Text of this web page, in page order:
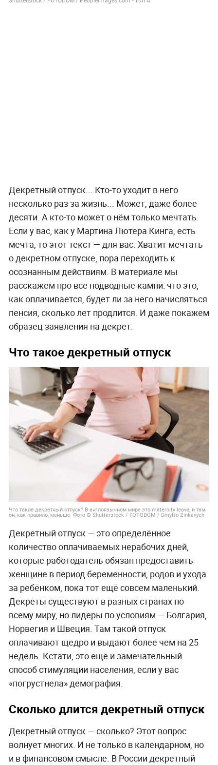
Декретный отпуск... Кто-то уходит в него
несколько раз за жизнь... Может, даже более
десяти. А кто-то может о нём только мечтать.
Если у вас, как у Мартина Лютера Кинга, есть
мечта, то этот текст — для вас. Хватит мечтать
о декретном отпуске, пора переходить к
осознанным действиям. В материале мы
расскажем про все подводные камни: что это,
как оплачивается, будет ли за него начисляться
пенсия, сколько лет продлится. И даже покажем
образец заявления на декрет.
Что такое декретный отпуск
Что такое декретный отпуск? В англоязычном мире это maternity leave, и там
он, как правило, меньше. Фото © Shutterstock / FOTODOM / Dmytro Zinkevych
Декретный отпуск — это определённое
количество оплачиваемых нерабочих дней,
которые работодатель обязан предоставить
женщине в период беременности, родов и ухода
за ребёнком, пока тот ещё совсем маленький.
Декреты существуют в разных странах по
всему миру, но лидеры по условиям — Болгария,
Норвегия и Швеция. Там такой отпуск
оплачивают щедро и выдают более чем на 25
недель. Кстати, это ещё и замечательный
способ стимуляции населения, если у вас
«погрустнела» демография.
Сколько длится декретный отпуск
Декретный отпуск — сколько? Этот вопрос
волнует многих. И не только в календарном, но
и в финансовом смысле. В России декретный